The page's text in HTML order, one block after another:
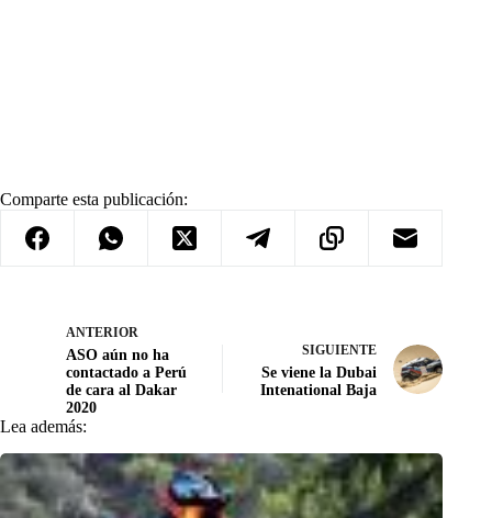
Comparte esta publicación:
ANTERIOR
ASO aún no ha
contactado a Perú
de cara al Dakar
2020
SIGUIENTE
Se viene la Dubai
Intenational Baja
Lea además: